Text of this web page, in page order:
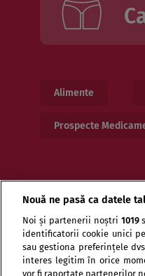
Alimente
Prospecte
Nouă ne pasă ca datele
Noi și partenerii noștri 1019
identificatorii cookie unici
sau gestiona preferințele
interes legitim în orice
vor fi raportate partenerilor